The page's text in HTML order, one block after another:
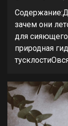
зачем они
для
природная